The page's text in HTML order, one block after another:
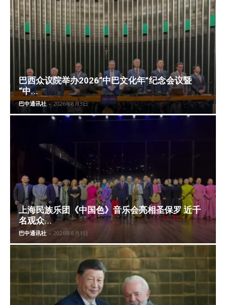
巴西众议院举办2026“中巴文化年”纪念会议暨
“中...
巴中通讯社 - 2026年8月3日
上海民族乐团《中国色》音乐会亮相圣保罗 近千
名观众...
巴中通讯社 - 2026年8月1日